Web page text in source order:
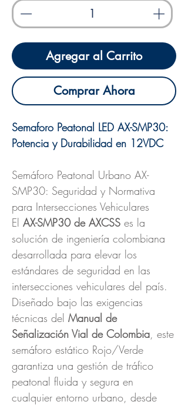
Agregar al Carrito
Comprar Ahora
Semaforo Peatonal LED AX-SMP30:
Potencia y Durabilidad en 12VDC
Semáforo Peatonal Urbano AX-
SMP30: Seguridad y Normativa
para Intersecciones Vehiculares
El AX-SMP30 de AXCSS es la
solución de ingeniería colombiana
desarrollada para elevar los
estándares de seguridad en las
intersecciones vehiculares del país.
Diseñado bajo las exigencias
técnicas del Manual de
Señalización Vial de Colombia, este
semáforo estático Rojo/Verde
garantiza una gestión de tráfico
peatonal fluida y segura en
cualquier entorno urbano, desde